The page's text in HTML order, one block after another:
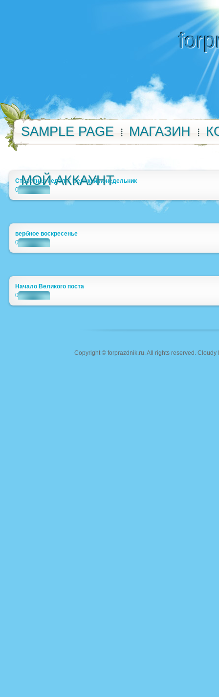
SAMPLE PAGE МАГАЗИН
МОЙ АККАУНТ
Страстная неделя: Великий понедельник
0
вербное воскресенье
0
Начало Великого поста
0
Copyright © forprazdnik.ru. All rights reserved.